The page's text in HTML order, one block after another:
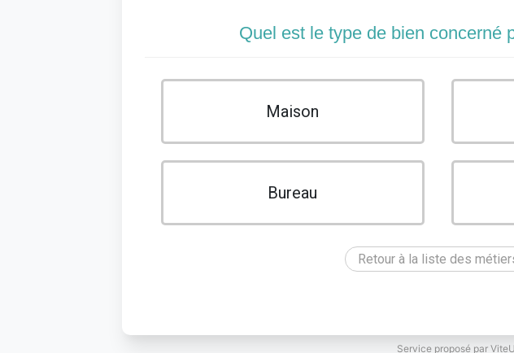
Quel est le type de bien concerné
Maison
Bureau
Retour à la liste des
Service proposé par